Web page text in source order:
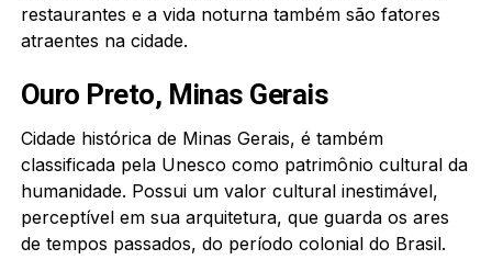
restaurantes e a vida noturna também são fatores
atraentes na cidade.
Ouro Preto, Minas Gerais
Cidade histórica de Minas Gerais, é também
classificada pela Unesco como patrimônio cultural da
humanidade. Possui um valor cultural inestimável,
perceptível em sua arquitetura, que guarda os ares
de tempos passados, do período colonial do Brasil.